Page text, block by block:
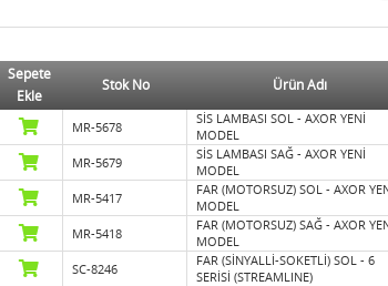
Sepete
Ekle
Stok No Ürün Adı
MR-5678
SİS LAMBASI SOL - AXOR YENİ
MODEL
MR-5679
SİS LAMBASI SAĞ - AXOR YENİ
MODEL
MR-5417
FAR (MOTORSUZ) SOL - AXOR
MODEL
MR-5418
FAR (MOTORSUZ) SAĞ - AXOR
MODEL
SC-8246
FAR (SİNYALLİ-SOKETLİ) SOL - 6
SERİSİ (STREAMLINE)